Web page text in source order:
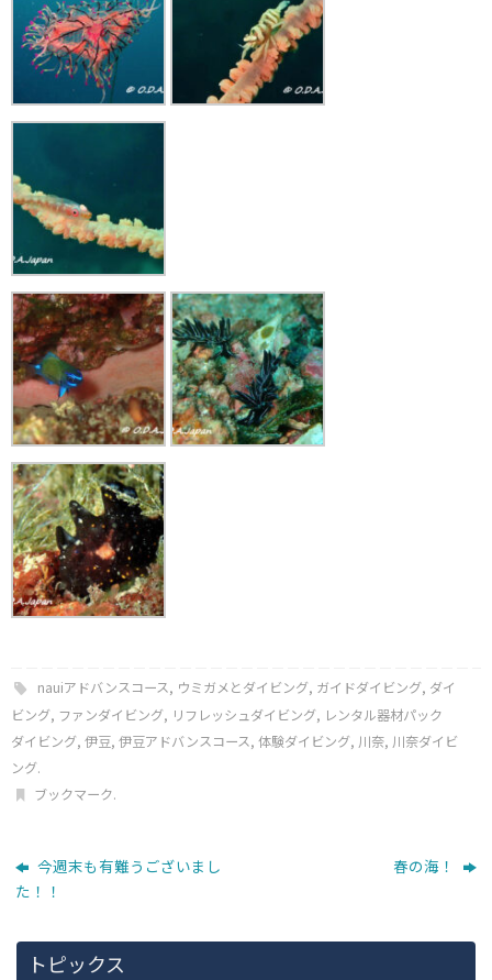
nauiアドバンスコース, ウミガメとダイビング, ガイドダイビング, ダイ
ビング, ファンダイビング, リフレッシュダイビング, レンタル器材パック
ダイビング, 伊豆, 伊豆アドバンスコース, 体験ダイビング, 川奈, 川奈ダイビ
ング.
ブックマーク.
今週末も有難うございまし
た！！
春の海！
トピックス